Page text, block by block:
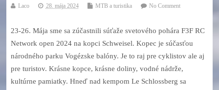
Laco 28. mája 2024 MTB a turistika No Comment
23-26. Mája sme sa zúčastnili súťaže svetového pohára F3F RC
Network open 2024 na kopci Schweisel. Kopec je súčasťou
národného parku Vogézske balóny. Je to raj pre cyklistov ale aj
pre turistov. Krásne kopce, krásne doliny, vodné nádrže,
kultúrne pamiatky. Hneď nad kempom Le Schlossberg sa